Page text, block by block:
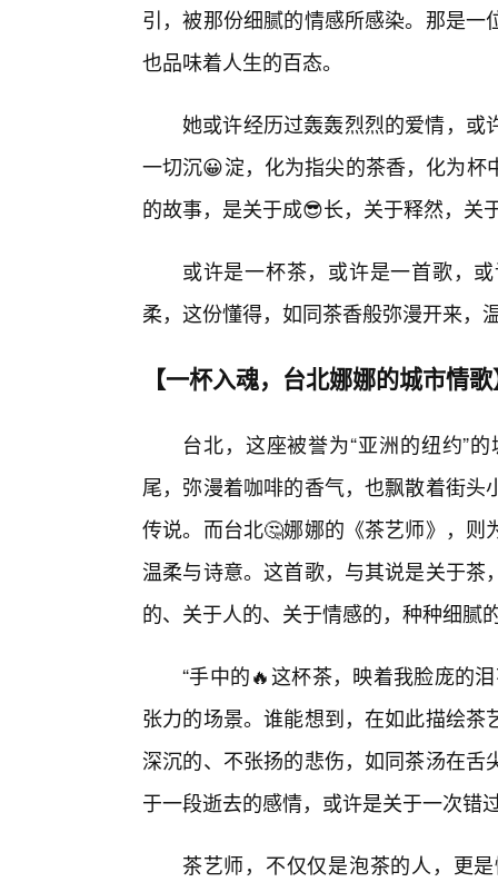
引，被那份细腻的情感所感染。那是
也品味着人生的百态。
她或许经历过轰轰烈烈的爱情，或
一切沉😀淀，化为指尖的茶香，化为
的故事，是关于成😎长，关于释然，关
或许是一杯茶，或许是一首歌，
柔，这份懂得，如同茶香般弥漫开来，
【一杯入魂，台北娜娜的城市情
台北，这座被誉为“亚洲的纽约”
尾，弥漫着咖啡的香气，也飘散着街
传说。而台北🤔娜娜的《茶艺师》，
温柔与诗意。这首歌，与其说是关于
的、关于人的、关于情感的，种种细腻
“手中的🔥这杯茶，映着我脸庞的
张力的场景。谁能想到，在如此描绘
深沉的、不张扬的悲伤，如同茶汤在
于一段逝去的感情，或许是关于一次错
茶艺师，不仅仅是泡茶的人，更